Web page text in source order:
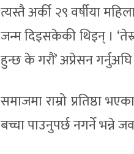
त्यस्तै अर्की २९ वर्षीया
जन्म दिइसकेकी थिइन् ।
हुन्छ के गरौं’ अप्रेसन
समाजमा राम्रो प्रतिष्ठा
बच्चा पाउनुपर्छ नगर्ने भन्ने